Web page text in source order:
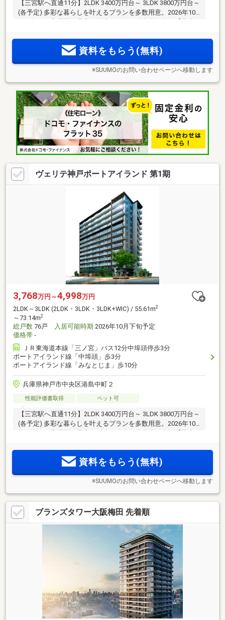
【三宮駅へ直通11分】2LDK 3400万円台～ 3LDK 3800万円台～
(各予定) 多彩な暮らしを叶えるプランを多数用意。2026年10
境 車道を渡らずに幼稚園 徒歩3分、小学校・中学校 徒歩4分
の街区。緑豊かな公園も点在資料をもらう(無料)
※SUUMOのお問い合わせページへ移動します
ヴェリテ神戸ポートアイランド 第1期
3,768万円～4,998万円
2LDK～3LDK (2LDK・3LDK・3LDK+WIC) / 55.61m2
～73.14m2
総戸数 76戸 入居可能時期 2026年10月下旬予定
価格帯 -
ＪＲ東海道本線「三ノ宮」バス12分中埠頭停歩3分
ポートアイランド線「中埠頭」歩3分
ポートアイランド線「みなとじま」歩10分
兵庫県神戸市中央区港島中町２
性能評価書取得 ペット可
【三宮駅へ直通11分】2LDK 3400万円台～ 3LDK 3800万円台～
(各予定) 多彩な暮らしを叶えるプランを多数用意。2026年10
境 車道を渡らずに幼稚園 徒歩3分、小学校・中学校 徒歩4分
の街区。緑豊かな公園も点在資料をもらう(無料)
※SUUMOのお問い合わせページへ移動します
ブランズタワー大阪梅田 先着順